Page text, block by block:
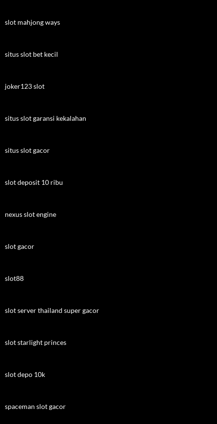
slot mahjong ways
situs slot bet kecil
joker123 slot
situs slot garansi kekalahan
situs slot gacor
slot deposit 10 ribu
nexus slot engine
slot gacor
slot88
slot server thailand super gacor
slot starlight princes
slot depo 10k
spaceman slot gacor